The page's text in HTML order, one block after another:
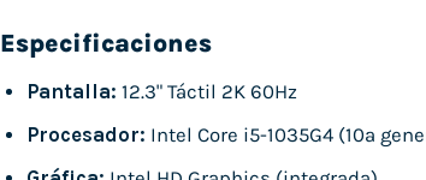
Especificaciones
Pantalla: 12.3" Táctil 2K 60Hz
Procesador: Intel Core i5-1035G4 (10ª